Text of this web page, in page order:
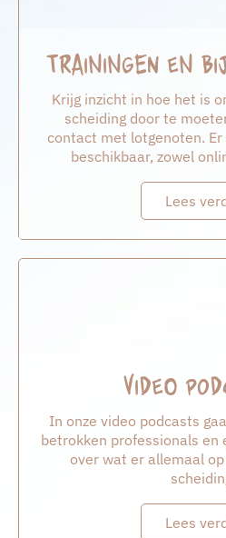
Trainingen en
Krijg inzicht in hoe het is
scheiding door te
contact met lotgenoten.
beschikbaar, zowel
Lees
Video
In onze video podcasts
betrokken professionals en
over wat er allemaal
Lees